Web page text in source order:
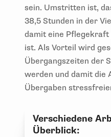
sein. Umstritten ist,
38,5 Stunden in der
damit eine
ist. Als Vorteil wird
Übergangszeiten der
werden und damit die
Übergaben
Verschiedene
Überblick: